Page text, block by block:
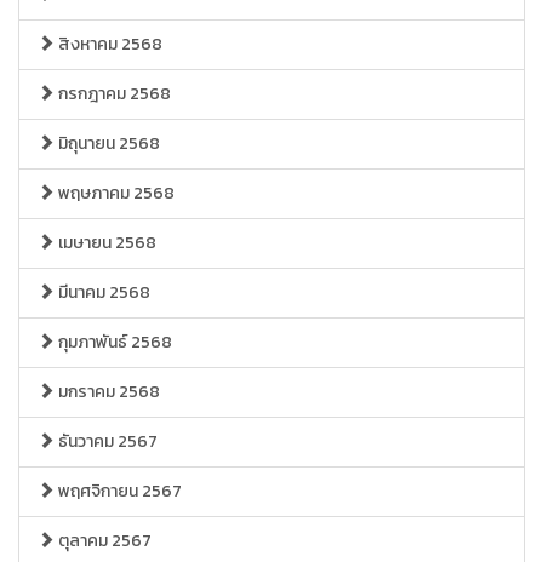
สิงหาคม 2568
กรกฎาคม 2568
มิถุนายน 2568
พฤษภาคม 2568
เมษายน 2568
มีนาคม 2568
กุมภาพันธ์ 2568
มกราคม 2568
ธันวาคม 2567
พฤศจิกายน 2567
ตุลาคม 2567